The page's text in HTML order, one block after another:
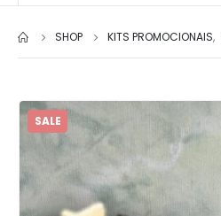
SHOP KITS PROMOCIONAIS,
SALE